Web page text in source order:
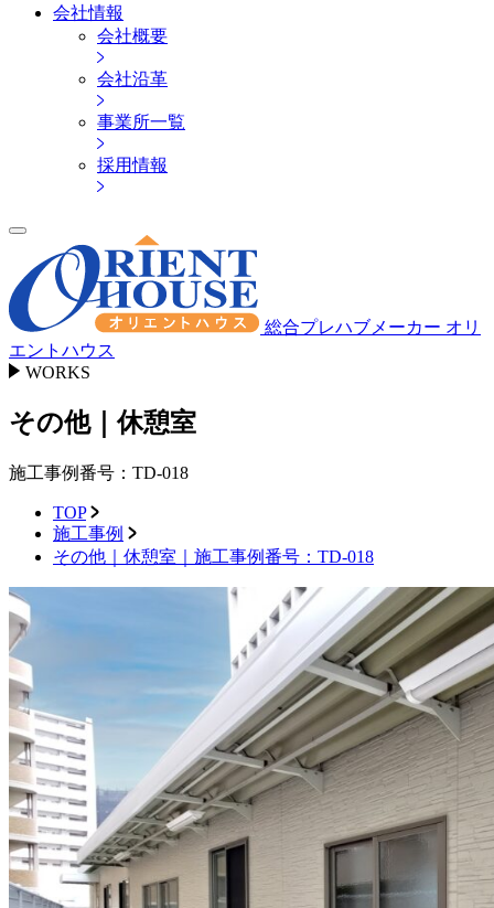
会社情報
会社概要
会社沿革
事業所一覧
採用情報
総合プレハブメーカー オリ
エントハウス
WORKS
その他｜休憩室
施工事例番号：TD-018
TOP
施工事例
その他｜休憩室｜施工事例番号：TD-018